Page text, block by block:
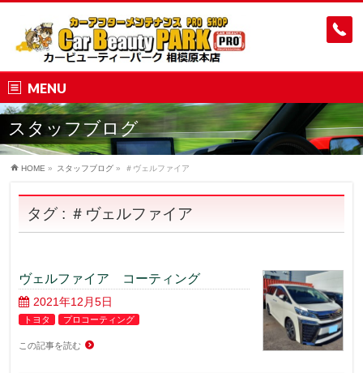
MENU
スタッフブログ
HOME » スタッフブログ » ＃ヴェルファイア
タグ : ＃ヴェルファイア
ヴェルファイア コーティング
2021年12月5日
トヨタ プロコーティング
この記事を読む